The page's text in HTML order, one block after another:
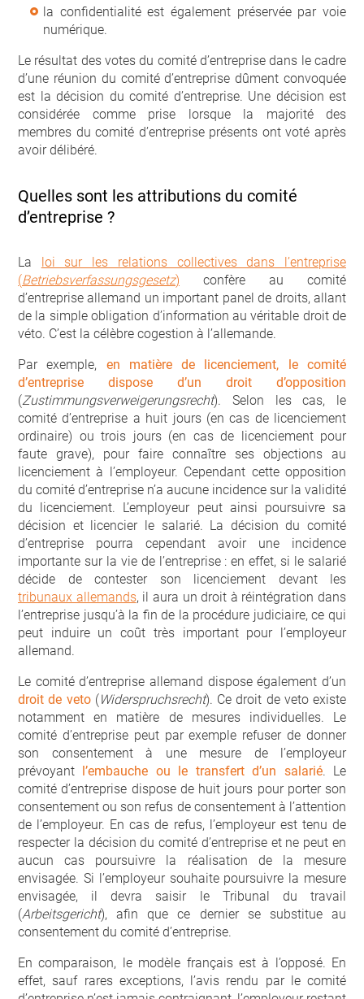
la confidentialité est également préservée par voie
numérique.
Le résultat des votes du comité d’entreprise dans le cadre
d’une réunion du comité d’entreprise dûment convoquée
est la décision du comité d’entreprise. Une décision est
considérée comme prise lorsque la majorité des
membres du comité d’entreprise présents ont voté après
avoir délibéré.
Quelles sont les attributions du comité
d’entreprise ?
La loi sur les relations collectives dans l’entreprise
(Betriebsverfassungsgesetz) confère au comité
d’entreprise allemand un important panel de droits, allant
de la simple obligation d’information au véritable droit de
véto. C’est la célèbre cogestion à l’allemande.
Par exemple, en matière de licenciement, le comité
d’entreprise dispose d’un droit d’opposition
(Zustimmungsverweigerungsrecht). Selon les cas, le
comité d’entreprise a huit jours (en cas de licenciement
ordinaire) ou trois jours (en cas de licenciement pour
faute grave), pour faire connaître ses objections au
licenciement à l’employeur. Cependant cette opposition
du comité d’entreprise n’a aucune incidence sur la validité
du licenciement. L’employeur peut ainsi poursuivre sa
décision et licencier le salarié. La décision du comité
d’entreprise pourra cependant avoir une incidence
importante sur la vie de l’entreprise : en effet, si le salarié
décide de contester son licenciement devant les
tribunaux allemands, il aura un droit à réintégration dans
l’entreprise jusqu’à la fin de la procédure judiciaire, ce qui
peut induire un coût très important pour l’employeur
allemand.
Le comité d’entreprise allemand dispose également d’un
droit de veto(Widerspruchsrecht). Ce droit de veto existe
notamment en matière de mesures individuelles. Le
comité d’entreprise peut par exemple refuser de donner
son consentement à une mesure de l’employeur
prévoyant l’embauche ou le transfert d’un salarié. Le
comité d’entreprise dispose de huit jours pour porter son
consentement ou son refus de consentement à l’attention
de l’employeur. En cas de refus, l’employeur est tenu de
respecter la décision du comité d’entreprise et ne peut en
aucun cas poursuivre la réalisation de la mesure
envisagée. Si l’employeur souhaite poursuivre la mesure
envisagée, il devra saisir le Tribunal du travail
(Arbeitsgericht), afin que ce dernier se substitue au
consentement du comité d’entreprise.
En comparaison, le modèle français est à l’opposé. En
effet, sauf rares exceptions, l’avis rendu par le comité